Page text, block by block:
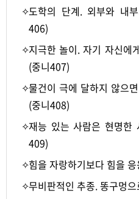
✧도학의 단계. 외부와 내
406)
✧지극한 놀이. 자기 자신
(중니407)
✧물건이 극에 달하지 않으
(중니408)
✧재능 있는 사람은 현명한
409)
✧힘을 자랑하기보다 힘을
✧무비판적인 추종. 똥구멍